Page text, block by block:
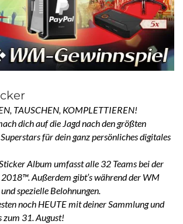
TAUSCHEN, KOMPLETTIEREN!
dich auf die Jagd nach den größten
für dein ganz persönliches digitales
Album umfasst alle 32 Teams bei der
Außerdem gibt’s während der WM
spezielle Belohnungen.
noch HEUTE mit deiner Sammlung und
zum 31. August!